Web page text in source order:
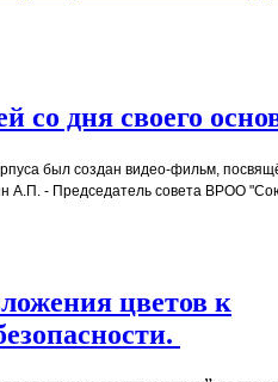
со дня своего
был создан видео-фильм,
А.П. - Председатель совета ВРОО
цветов к